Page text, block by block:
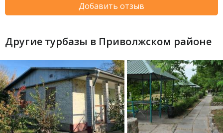
Добавить отзыв
Другие турбазы в Приволжском районе